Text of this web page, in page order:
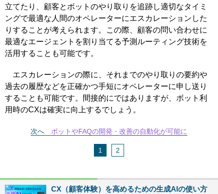
立てたり、顧客とボットのやり取りを追跡し適切なタイミ
ングで最適な人間のオペレーターにエスカレーションした
りすることが考えられます。この際、顧客の問い合わせに
最適なエージェントを割り当てる予測ルーティング技術を
活用することも可能です。
エスカレーションの際に、それまでのやり取りの要約や
過去の履歴などを正確かつ手短にオペレーターに申し送り
することも可能です。間接的にではありますが、ボット利
用時のCXは確実に向上するでしょう。
次へ ボットやFAQの開発・改善の自動化が可能に
1 2
CX（顧客体験）を高めるための生成AIの使い方